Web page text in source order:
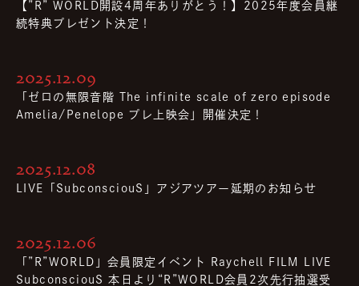
【”R” WORLD開設4周年ありがとう！】2025年度会員継
続特典プレゼント決定！
2025.12.09
「ゼロの無限音階 The infinite scale of zero episode
Amelia/Penelope プレ上映会」開催決定！
2025.12.08
LIVE「SubconsciouS」アジアツアー延期のお知らせ
2025.12.06
「”R”WORLD」会員限定イベント Raychell FILM LIVE
SubconsciouS 本日より“R”WORLD会員2次先行抽選受